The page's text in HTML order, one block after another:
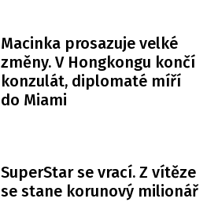
Macinka prosazuje velké
změny. V Hongkongu končí
konzulát, diplomaté míří
do Miami
SuperStar se vrací. Z vítěze
se stane korunový milionář